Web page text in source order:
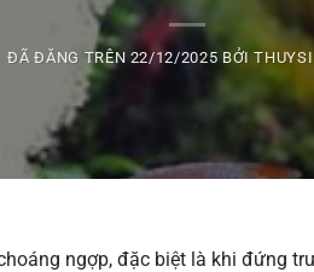
ĐÃ ĐĂNG TRÊN 22/12/2025 BỞI
ngợp, đặc biệt là khi đứng